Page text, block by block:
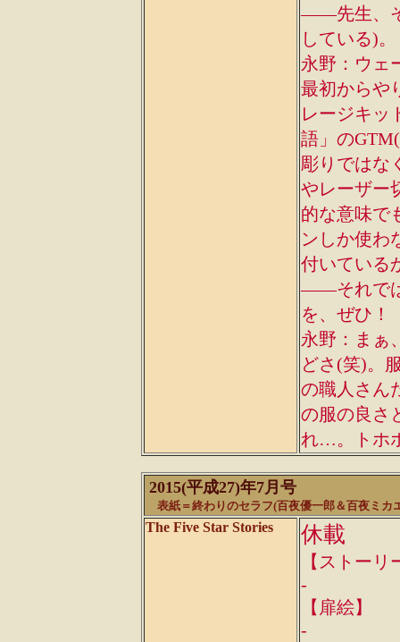
――先生、
している)。
永野：ウェ
最初からや
レージキッ
語」の
彫りではな
やレーザー
的な意味で
ンしか使わ
付いている
――それでは
を、ぜひ！
永野：まぁ
どさ(笑)。
の職人さん
の服の良さ
れ…。トホ
2015(平成27)年7月号
表紙＝終わりのセラフ(百夜優一郎＆百夜ミ
The Five Star Stories 休載
【ストーリ
-
【扉絵】
-